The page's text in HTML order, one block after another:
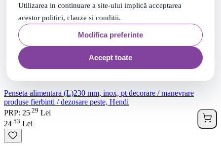
Utilizarea in continuare a site-ului implică acceptarea
acestor politici, clauze si conditii.
Modifica preferinte
Accept toate
Penseta alimentara (L)230 mm, inox, pt decorare / manevrare
produse fierbinti / dezosare peste, Hendi
PRP: 25 29 Lei
24 53 Lei